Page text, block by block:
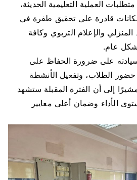
العملية التعليمية الحديثة،
قادرة على تحقيق طفرة في
والإعلام التربوي وكافة
بشكل عام.
على ضرورة الحفاظ على
حضور الطلاب، وتفعيل الأنشطة
إلى أن الفترة المقبلة ستشهد
الأداء وضمان أعلى معايير